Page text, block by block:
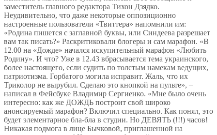
заместитель главного редактора Тихон Дзядко.
Неудивительно, что даже некоторые оппозиционно
настроенные пользователи «Твиттера» напомнили им:
«Родина пишется с заглавной буквы, или Синдеева разрешает
вам так писать?» Раскритиковали блогеры и сам марафон. «В
12.00 на «Дожде» начался искупительный марафон «Любить
Родину». И что? Уже в 12.43 вбрасывается тема украинского,
более настоящего, если судить по толстым намекам ведущих,
патриотизма. Горбатого могила исправит. Жаль, что их
Триколор не вырубил. Сделаю это кнопкой на пульте», –
написал в Фейсбуке Владимир Сергиенко. «Мне было очень
интересно: как же ДОЖДЬ построит свой широко
анонсируемый марафон? Включил специально. Как понял, это
будет элементарное бла-бла в студии. Но ДЕВЯТЬ (!!!) часов!
Никакая подмога в лице Бычковой, приглашенной на